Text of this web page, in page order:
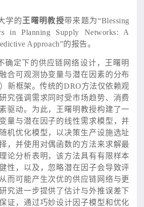
学的 王曙明教授带来题为“Blessing
in Planning Supply Networks: A
Approach”的报告。
确定下的供应链网络设计，王曙明
合可观测协变量与潜在因素的分布
新框架。传统的DRO方法仅依赖观
究强调需求同时受市场趋势、消费
驱动。为此，王曙明教授构建了一
量与潜在因子的线性需求模型，并
机优化模型，以决策生产设施选址
，并使用对偶函数的方法来求解最
论分析表明，该方法具有有限样本
性，以及，忽略潜在因子会导致评
而可能产生次优的供应链网络与更
究进一步提供了估计与外推误差下
证，通过巧妙设计因子模型和优化